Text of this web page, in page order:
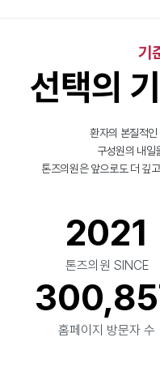
기
선택의
환자의 본질적인
구성원의 내일
톤즈의원은 앞으로도 더 깊
2021
톤즈의원 SINCE
홈페이지 방문자 수